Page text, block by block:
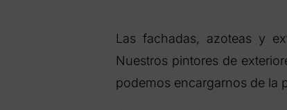
Las fachadas, azoteas y
Nuestros pintores de
podemos encargarnos de la